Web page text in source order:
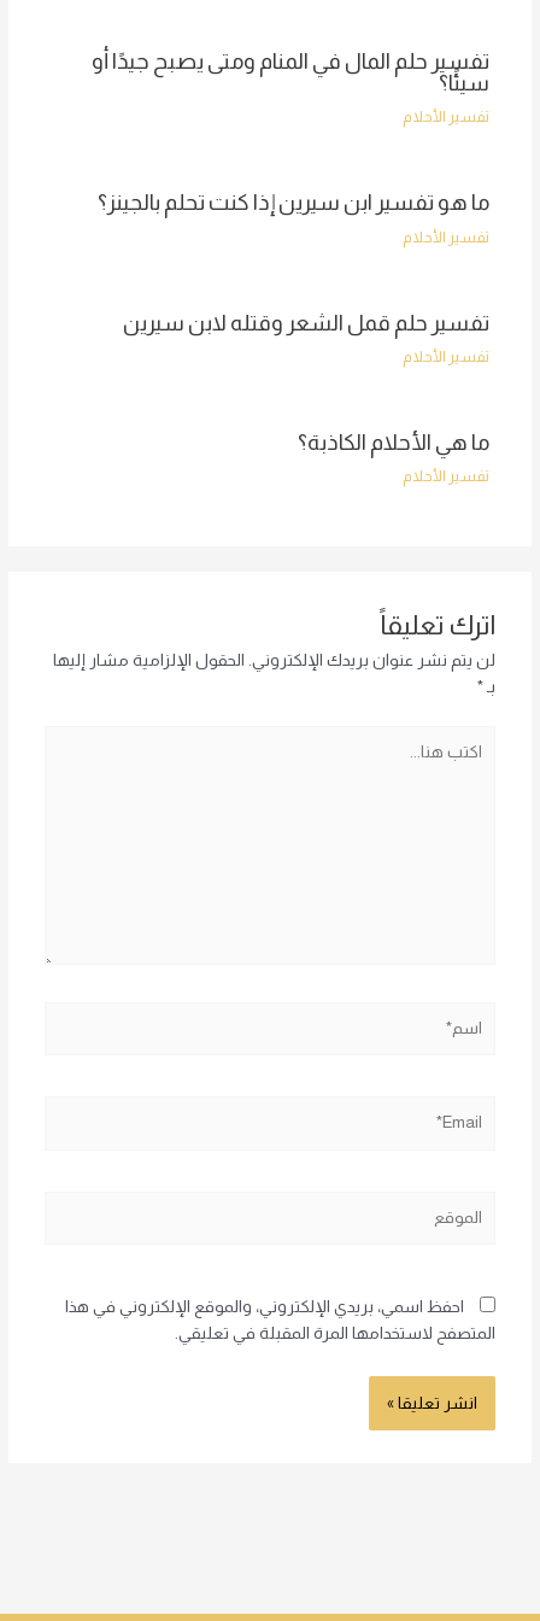
تفسير حلم المال في المنام ومتى يصبح جيدًا أو
سيئًا؟
تفسير الأحلام
ما هو تفسير ابن سيرين إذا كنت تحلم بالجينز؟
تفسير الأحلام
تفسير حلم قمل الشعر وقتله لابن سيرين
تفسير الأحلام
ما هي الأحلام الكاذبة؟
تفسير الأحلام
اترك تعليقاً
لن يتم نشر عنوان بريدك الإلكتروني. الحقول الإلزامية مشار إليها
بـ *
هنا...
احفظ اسمي، بريدي الإلكتروني، والموقع الإلكتروني في هذا
المتصفح لاستخدامها المرة المقبلة في تعليقي.